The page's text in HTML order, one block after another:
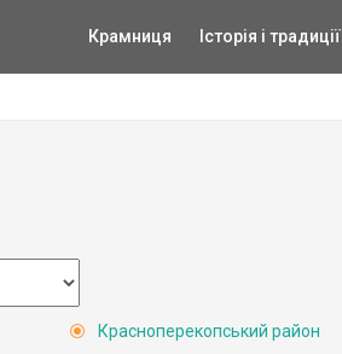
Крамниця Історія і традиції
Красноперекопський район